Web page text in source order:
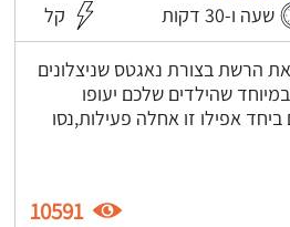
שעה ו-30 דקות קל
הרשת בצורת נאגטס שניצלונים
שהילדים שלכם יעופו
אפילו זו אחלה פעילות,נסו
10591